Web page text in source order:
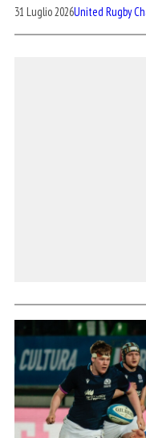
31 Luglio 2026United Rugby